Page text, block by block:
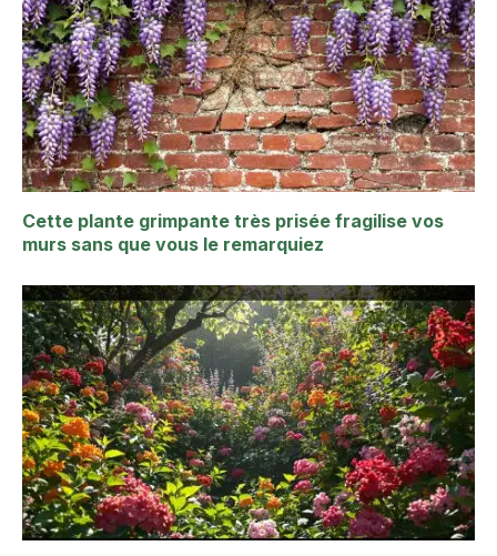
Cette plante grimpante très prisée fragilise vos
murs sans que vous le remarquiez